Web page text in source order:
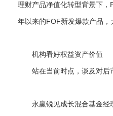
理财产品净值化转型背景下，
年以来的FOF新发爆款产品
机构看好权益资产价值
站在当前时点，谈及对后
永赢锐见成长混合基金经理